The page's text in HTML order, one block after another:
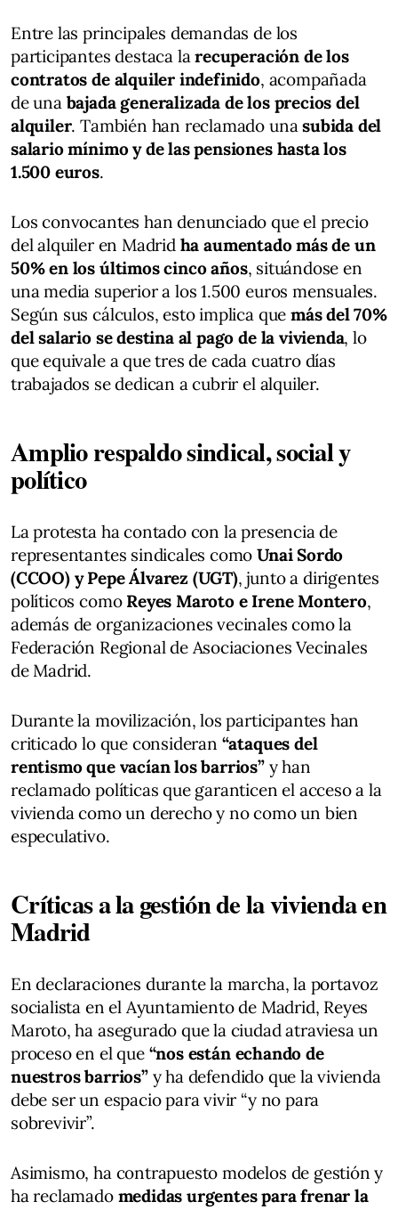
Entre las principales demandas de los
participantes destaca larecuperación de los
contratos de alquiler indefinido, acompañada
de una bajada generalizada de los precios del
alquiler. También han reclamado unasubida del
salario mínimo y de las pensiones hasta los
1.500 euros.
Los convocantes han denunciado que el precio
del alquiler en Madrid ha aumentado más de un
50% en los últimos cinco años, situándose en
una media superior a los 1.500 euros mensuales.
Según sus cálculos, esto implica que más del 70%
del salario se destina al pago de la vivienda, lo
que equivale a que tres de cada cuatro días
trabajados se dedican a cubrir el alquiler.
Amplio respaldo sindical, social y
político
La protesta ha contado con la presencia de
representantes sindicales comoUnai Sordo
(CCOO) y Pepe Álvarez (UGT), junto a dirigentes
políticos como Reyes Maroto e Irene Montero,
además de organizaciones vecinales como la
Federación Regional de Asociaciones Vecinales
de Madrid.
Durante la movilización, los participantes han
criticado lo que consideran “ataques del
rentismo que vacían los barrios”y han
reclamado políticas que garanticen el acceso a la
vivienda como un derecho y no como un bien
especulativo.
Críticas a la gestión de la vivienda en
Madrid
En declaraciones durante la marcha, la portavoz
socialista en el Ayuntamiento de Madrid, Reyes
Maroto, ha asegurado que la ciudad atraviesa un
proceso en el que “nos están echando de
nuestros barrios”y ha defendido que la vivienda
debe ser un espacio para vivir “y no para
sobrevivir”.
Asimismo, ha contrapuesto modelos de gestión y
ha reclamado medidas urgentes para frenar la